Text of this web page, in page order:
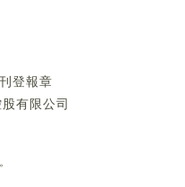
登報章
有限公司